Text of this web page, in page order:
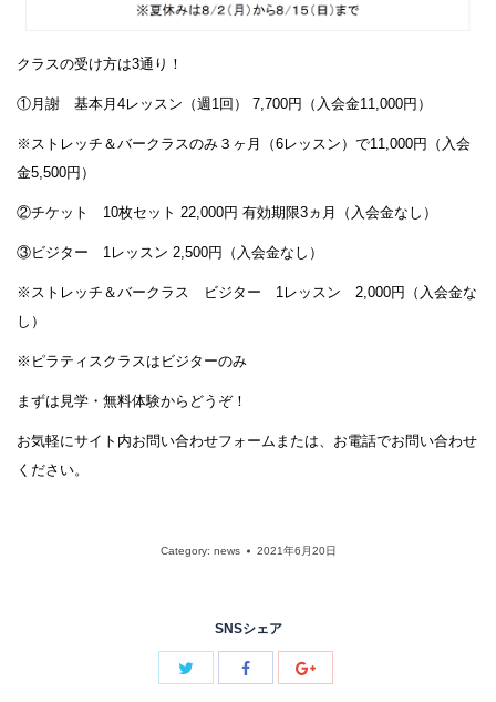
クラスの受け方は3通り！
①月謝 基本月4レッスン（週1回） 7,700円（入会金11,000円）
※ストレッチ＆バークラスのみ３ヶ月（6レッスン）で11,000円（入会
金5,500円）
②チケット 10枚セット 22,000円 有効期限3ヵ月（入会金なし）
③ビジター 1レッスン 2,500円（入会金なし）
※ストレッチ＆バークラス ビジター 1レッスン 2,000円（入会金な
し）
※ピラティスクラスはビジターのみ
まずは見学・無料体験からどうぞ！
お気軽にサイト内お問い合わせフォームまたは、お電話でお問い合わせ
ください。
Category: news 2021年6月20日
SNSシェア